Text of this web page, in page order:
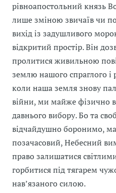
рівноапостольний князь
лише зміною звичаїв чи
вихід із задушливого
відкритий простір. Він
пролитися живильною
землю нашого спраглого і
коли наша земля знову
війни, ми майже фізично
давнього вибору. Бо та
відчайдушно боронимо,
позачасовий, Небесний
право залишатися
горбитися під тягарем
нав’язаного силою.